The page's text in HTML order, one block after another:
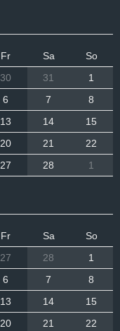
Fr Sa
So
30 31
1
6 7
8
13 14
15
20 21
22
27 28 1
Fr Sa
So
27 28
1
6 7
8
13 14
15
20 21
22